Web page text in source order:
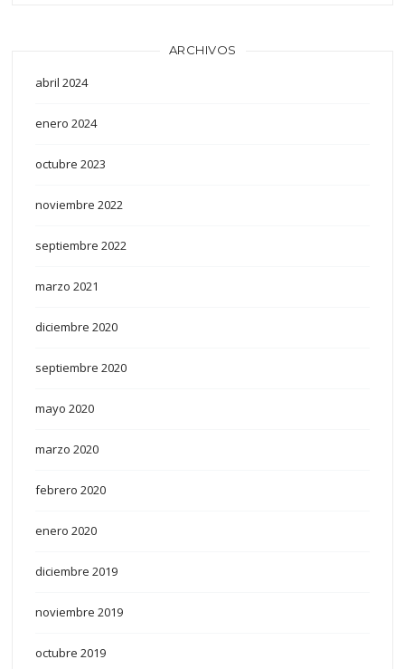
ARCHIVOS
abril 2024
enero 2024
octubre 2023
noviembre 2022
septiembre 2022
marzo 2021
diciembre 2020
septiembre 2020
mayo 2020
marzo 2020
febrero 2020
enero 2020
diciembre 2019
noviembre 2019
octubre 2019